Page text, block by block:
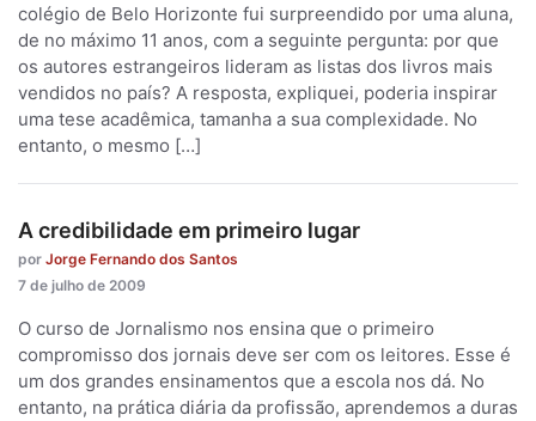
colégio de Belo Horizonte fui surpreendido por uma aluna,
de no máximo 11 anos, com a seguinte pergunta: por que
os autores estrangeiros lideram as listas dos livros mais
vendidos no país? A resposta, expliquei, poderia inspirar
uma tese acadêmica, tamanha a sua complexidade. No
entanto, o mesmo […]
A credibilidade em primeiro lugar
por Jorge Fernando dos Santos
7 de julho de 2009
O curso de Jornalismo nos ensina que o primeiro
compromisso dos jornais deve ser com os leitores. Esse é
um dos grandes ensinamentos que a escola nos dá. No
entanto, na prática diária da profissão, aprendemos a duras